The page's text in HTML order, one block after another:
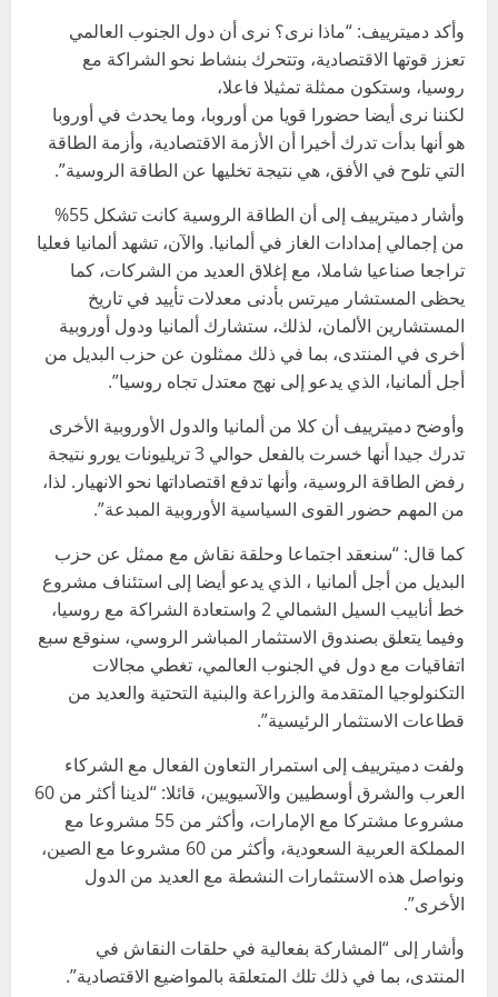
وأكد دميترييف: “ماذا نرى؟ نرى أن دول الجنوب العالمي
تعزز قوتها الاقتصادية، وتتحرك بنشاط نحو الشراكة مع
روسيا، وستكون ممثلة تمثيلا فاعلا،
لكننا نرى أيضا حضورا قويا من أوروبا، وما يحدث في أوروبا
هو أنها بدأت تدرك أخيرا أن الأزمة الاقتصادية، وأزمة الطاقة
التي تلوح في الأفق، هي نتيجة تخليها عن الطاقة الروسية”.
وأشار دميترييف إلى أن الطاقة الروسية كانت تشكل 55%
من إجمالي إمدادات الغاز في ألمانيا. والآن، تشهد ألمانيا فعليا
تراجعا صناعيا شاملا، مع إغلاق العديد من الشركات، كما
يحظى المستشار ميرتس بأدنى معدلات تأييد في تاريخ
المستشارين الألمان، لذلك، ستشارك ألمانيا ودول أوروبية
أخرى في المنتدى، بما في ذلك ممثلون عن حزب البديل من
أجل ألمانيا، الذي يدعو إلى نهج معتدل تجاه روسيا”.
وأوضح دميترييف أن كلا من ألمانيا والدول الأوروبية الأخرى
تدرك جيدا أنها خسرت بالفعل حوالي 3 تريليونات يورو نتيجة
رفض الطاقة الروسية، وأنها تدفع اقتصاداتها نحو الانهيار. لذا،
من المهم حضور القوى السياسية الأوروبية المبدعة”.
كما قال: “سنعقد اجتماعا وحلقة نقاش مع ممثل عن حزب
البديل من أجل ألمانيا ، الذي يدعو أيضا إلى استئناف مشروع
خط أنابيب السيل الشمالي 2 واستعادة الشراكة مع روسيا،
وفيما يتعلق بصندوق الاستثمار المباشر الروسي، سنوقع سبع
اتفاقيات مع دول في الجنوب العالمي، تغطي مجالات
التكنولوجيا المتقدمة والزراعة والبنية التحتية والعديد من
قطاعات الاستثمار الرئيسية”.
ولفت دميترييف إلى استمرار التعاون الفعال مع الشركاء
العرب والشرق أوسطيين والآسيويين، قائلا: “لدينا أكثر من 60
مشروعا مشتركا مع الإمارات، وأكثر من 55 مشروعا مع
المملكة العربية السعودية، وأكثر من 60 مشروعا مع الصين،
ونواصل هذه الاستثمارات النشطة مع العديد من الدول
الأخرى”.
وأشار إلى “المشاركة بفعالية في حلقات النقاش في
المنتدى، بما في ذلك تلك المتعلقة بالمواضيع الاقتصادية”.